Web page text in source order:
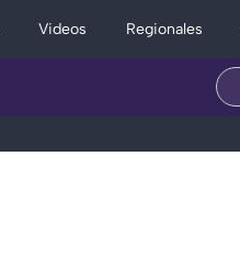
Videos Regionales